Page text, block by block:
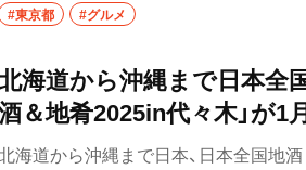
する店主の愛の深さがうかがえる。合
#東京都 #グルメ
海道から沖縄まで日本全
＆地肴2025in代々木」が1
海道から沖縄まで日本、日本全国地